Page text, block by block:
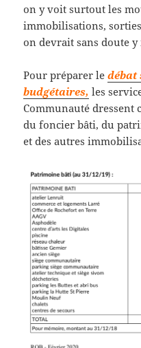
on y voit surtout les
immobilisations,
on devrait sans doute
Pour préparer ledébat
budgétaires, les
Communauté dressent
du foncier bâti, du
et des autres